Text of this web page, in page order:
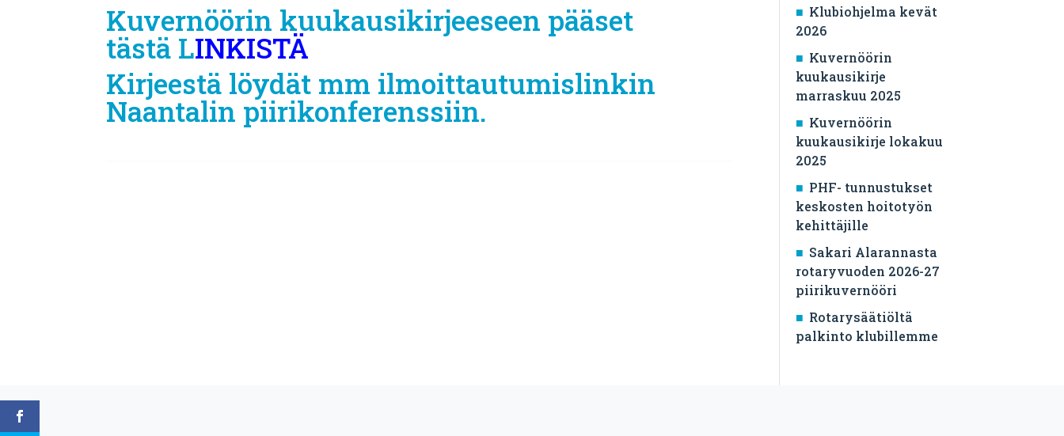
Kuvernöörin kuukausikirjeeseen pääset
tästä LINKISTÄ
Kirjeestä löydät mm ilmoittautumislinkin
Naantalin piirikonferenssiin.
Klubiohjelma kevät
2026
Kuvernöörin
kuukausikirje
marraskuu 2025
Kuvernöörin
kuukausikirje lokakuu
2025
PHF- tunnustukset
keskosten hoitotyön
kehittäjille
Sakari Alarannasta
rotaryvuoden 2026-27
piirikuvernööri
Rotarysäätiöltä
palkinto klubillemme